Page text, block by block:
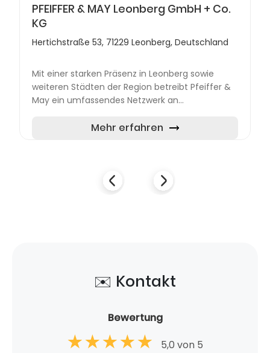
PFEIFFER & MAY Leonberg GmbH + Co.
KG
Hertichstraße 53, 71229 Leonberg, Deutschland
Mit einer starken Präsenz in Leonberg sowie
weiteren Städten der Region betreibt Pfeiffer &
May ein umfassendes Netzwerk an
Karlsruhe und Mannheim. Die...
Mehr erfahren
✉️ Kontakt
Bewertung
5,0 von 5